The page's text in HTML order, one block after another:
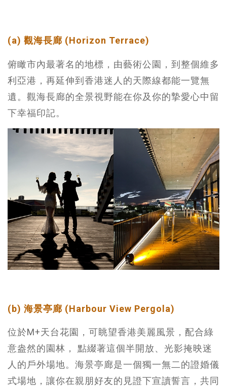
(a) 觀海長廊 (Horizon Terrace)
俯瞰市內最著名的地標，由藝術公園，到整個維多
利亞港，再延伸到香港迷人的天際線都能一覽無
遺。觀海長廊的全景視野能在你及你的摯愛心中留
下幸福印記。
(b) 海景亭廊 (Harbour View Pergola)
位於M+天台花園，可眺望香港美麗風景，配合綠
意盎然的園林， 點綴著這個半開放、光影掩映迷
人的戶外場地。海景亭廊是一個獨一無二的證婚儀
式場地，讓你在親朋好友的見證下宣讀誓言，共同